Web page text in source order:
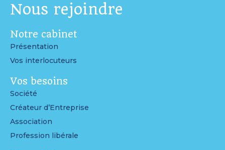
Nous rejoindre
Notre cabinet
Présentation
Vos interlocuteurs
Vos besoins
Société
Créateur d’Entreprise
Association
Profession libérale